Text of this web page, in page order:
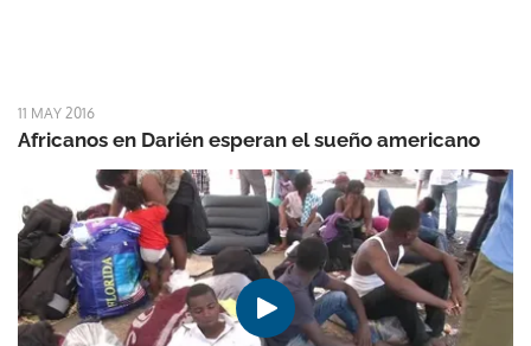
11 MAY 2016
Africanos en Darién esperan el sueño americano